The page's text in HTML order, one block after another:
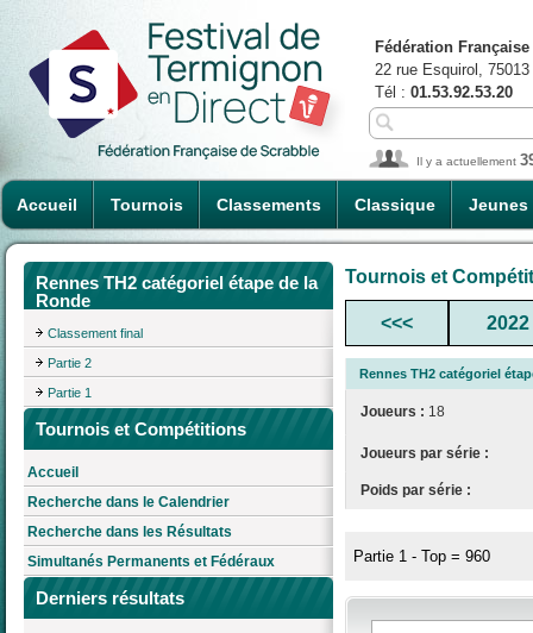
Accueil Tournois Classements Classique Jeunes
Fédération
22 rue Esquirol,
Tél : 01.53.92.53.20
Il y a actuellement
Rennes TH2 catégoriel étape de la
Ronde
Classement final
Partie 2
Partie 1
Tournois et Compétitions
Accueil
Recherche dans le Calendrier
Recherche dans les Résultats
Simultanés Permanents et Fédéraux
Derniers résultats
Tournois et
<<< 2022
Rennes TH2 catégoriel
Joueurs : 18
Joueurs par série :
Poids par série :
Partie 1 - Top = 960